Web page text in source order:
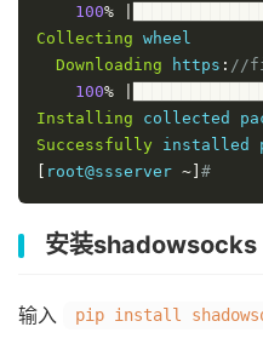
100%
Collecting wheel
Downloading https : //
100%
Installing collected
Successfully installed
[ root@ssserver ~] #
安装shadowsocks
输入 pip install